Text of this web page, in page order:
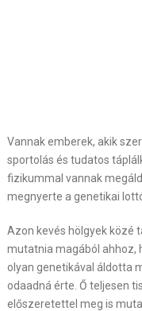
Vannak emberek, akik
sportolás és tudatos
fizikummal vannak
megnyerte a genetikai
Azon kevés hölgyek közé
mutatnia magából ahhoz,
olyan genetikával áldotta
odaadná érte. Ő teljesen
előszeretettel meg is